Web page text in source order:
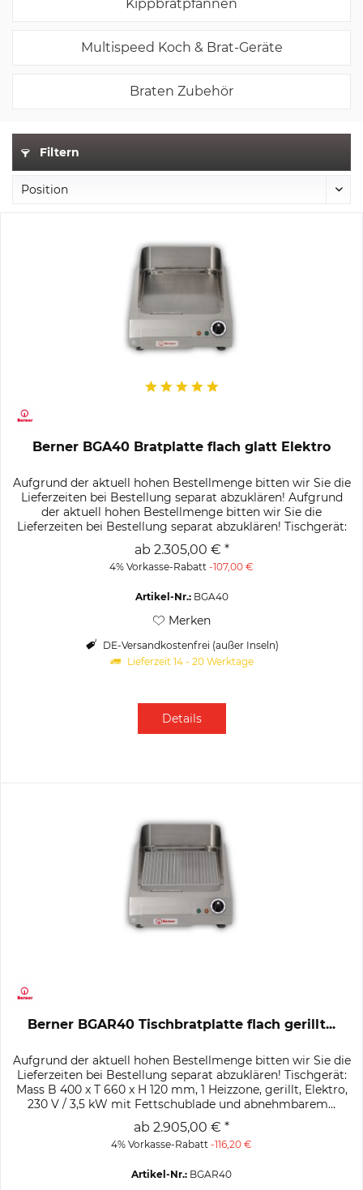
Kippbratpfannen
Multispeed Koch & Brat-Geräte
Braten Zubehör
Filtern
Berner BGA40 Bratplatte flach glatt Elektro
Aufgrund der aktuell hohen Bestellmenge bitten wir Sie die
Lieferzeiten bei Bestellung separat abzuklären! Aufgrund
der aktuell hohen Bestellmenge bitten wir Sie die
Lieferzeiten bei Bestellung separat abzuklären! Tischgerät:
Mass B 400...
ab 2.305,00 € *
4% Vorkasse-Rabatt-107,00 €
Artikel-Nr.:BGA40
Merken
DE-Versandkostenfrei (außer Inseln)
Lieferzeit 14 - 20 Werktage
Details
Berner BGAR40 Tischbratplatte flach gerillt...
Aufgrund der aktuell hohen Bestellmenge bitten wir Sie die
Lieferzeiten bei Bestellung separat abzuklären! Tischgerät:
Mass B 400 x T 660 x H 120 mm, 1 Heizzone, gerillt, Elektro,
230 V / 3,5 kW mit Fettschublade und abnehmbarem...
ab 2.905,00 € *
4% Vorkasse-Rabatt-116,20 €
Artikel-Nr.: BGAR40